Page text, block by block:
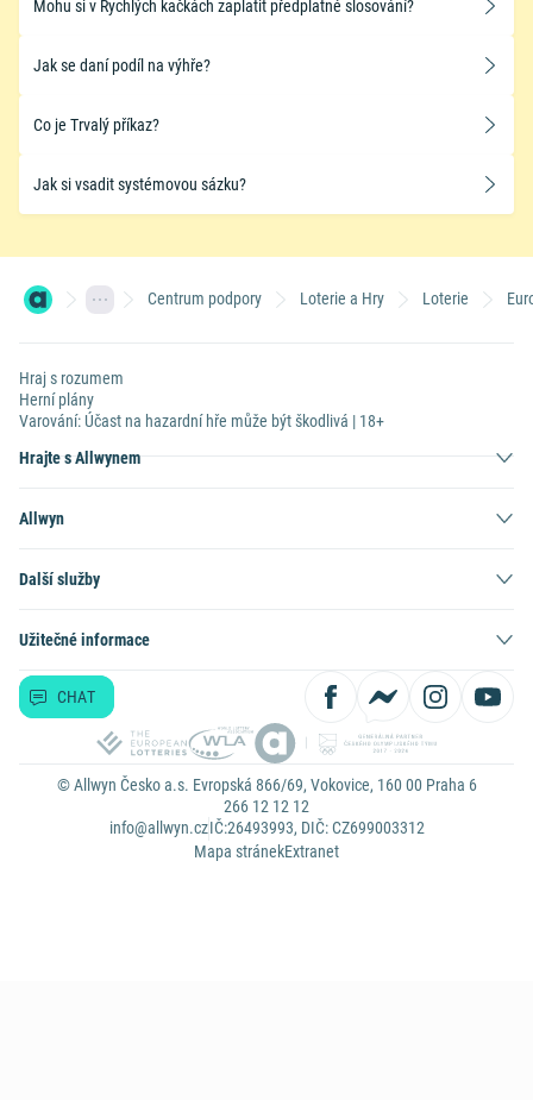
Mohu si v Rychlých kačkách zaplatit předplatné slosování?
Jak se daní podíl na výhře?
Co je Trvalý příkaz?
Jak si vsadit systémovou sázku?
Centrum podpory Loterie a Hry Loterie
Hraj s rozumem
Herní plány
Varování: Účast na hazardní hře může být škodlivá | 18+
Hrajte s Allwynem
Allwyn
Další služby
Užitečné informace
CHAT
© Allwyn Česko a.s. Evropská 866/69, Vokovice, 160 00 Praha 6
266 12 12 12
info@allwyn.czIČ:26493993, DIČ: CZ699003312
Mapa stránekExtranet